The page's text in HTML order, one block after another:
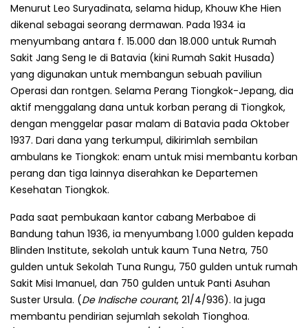
Menurut Leo Suryadinata, selama hidup, Khouw Khe Hien
dikenal sebagai seorang dermawan. Pada 1934 ia
menyumbang antara f. 15.000 dan 18.000 untuk Rumah
Sakit Jang Seng Ie di Batavia (kini Rumah Sakit Husada)
yang digunakan untuk membangun sebuah paviliun
Operasi dan rontgen. Selama Perang Tiongkok-Jepang, dia
aktif menggalang dana untuk korban perang di Tiongkok,
dengan menggelar pasar malam di Batavia pada Oktober
1937. Dari dana yang terkumpul, dikirimlah sembilan
ambulans ke Tiongkok: enam untuk misi membantu korban
perang dan tiga lainnya diserahkan ke Departemen
Kesehatan Tiongkok.
Pada saat pembukaan kantor cabang Merbaboe di
Bandung tahun 1936, ia menyumbang 1.000 gulden kepada
Blinden Institute, sekolah untuk kaum Tuna Netra, 750
gulden untuk Sekolah Tuna Rungu, 750 gulden untuk rumah
Sakit Misi Imanuel, dan 750 gulden untuk Panti Asuhan
Suster Ursula. (De Indische courant, 21/4/936). Ia juga
membantu pendirian sejumlah sekolah Tionghoa.